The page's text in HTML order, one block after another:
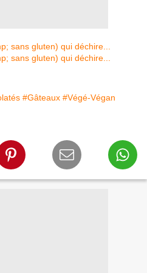
#Gâteaux #Végé-Végan